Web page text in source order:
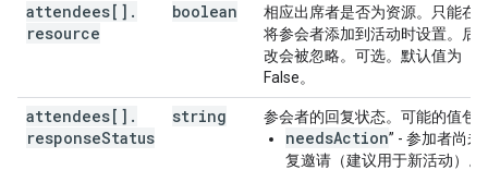
attendees[] .
resource
boolean
相应出席者是否为资源。只能在
将参会者添加到活动时设置。后
改会被忽略。可选。默认值为
False。
attendees[] .
responseStatus
string 参会者的回复状态。可能的值包
needsAction” - 参加者尚未
复邀请（建议用于新活动）。